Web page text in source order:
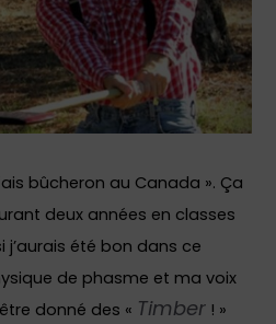
bûcheron au Canada ». Ça
deux années en classes
j’aurais été bon dans ce
de phasme et ma voix
donné des « Timber ! »